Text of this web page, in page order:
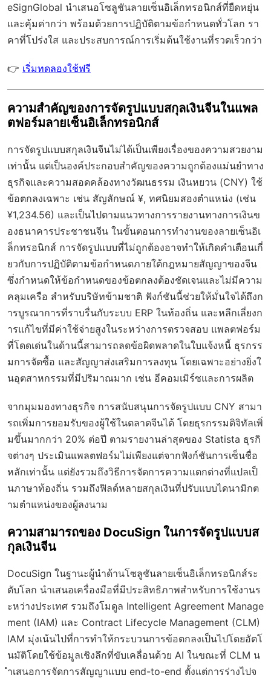
eSignGlobal นำเสนอโซลูชันลายเซ็นอิเล็กทรอนิกส์ที่ยืดหยุ่น
และคุ้มค่ากว่า พร้อมด้วยการปฏิบัติตามข้อกำหนดทั่วโลก รา
คาที่โปร่งใส และประสบการณ์การเริ่มต้นใช้งานที่รวดเร็วกว่า
👉 เริ่มทดลองใช้ฟรี
ความสำคัญของการจัดรูปแบบสกุลเงินจีนในแพล
ตฟอร์มลายเซ็นอิเล็กทรอนิกส์
การจัดรูปแบบสกุลเงินจีนไม่ได้เป็นเพียงเรื่องของความสวยงาม
เท่านั้น แต่เป็นองค์ประกอบสำคัญของความถูกต้องแม่นยำทาง
ธุรกิจและความสอดคล้องทางวัฒนธรรม เงินหยวน (CNY) ใช้
ข้อตกลงเฉพาะ เช่น สัญลักษณ์ ¥, ทศนิยมสองตำแหน่ง (เช่น
¥1,234.56) และเป็นไปตามแนวทางการรายงานทางการเงินข
องธนาคารประชาชนจีน ในขั้นตอนการทำงานของลายเซ็นอิเ
ล็กทรอนิกส์ การจัดรูปแบบที่ไม่ถูกต้องอาจทำให้เกิดคำเตือนเกี่
ยวกับการปฏิบัติตามข้อกำหนดภายใต้กฎหมายสัญญาของจีน
ซึ่งกำหนดให้ข้อกำหนดของข้อตกลงต้องชัดเจนและไม่มีความ
คลุมเครือ สำหรับบริษัทข้ามชาติ ฟังก์ชันนี้ช่วยให้มั่นใจได้ถึงก
ารบูรณาการที่ราบรื่นกับระบบ ERP ในท้องถิ่น และหลีกเลี่ยงก
ารแก้ไขที่มีค่าใช้จ่ายสูงในระหว่างการตรวจสอบ แพลตฟอร์ม
ที่โดดเด่นในด้านนี้สามารถลดข้อผิดพลาดในใบแจ้งหนี้ ธุรกรร
มการจัดซื้อ และสัญญาส่งเสริมการลงทุน โดยเฉพาะอย่างยิ่งใ
นอุตสาหกรรมที่มีปริมาณมาก เช่น อีคอมเมิร์ซและการผลิต
จากมุมมองทางธุรกิจ การสนับสนุนการจัดรูปแบบ CNY สามา
รถเพิ่มการยอมรับของผู้ใช้ในตลาดจีนได้ โดยธุรกรรมดิจิทัลเพิ่
มขึ้นมากกว่า 20% ต่อปี ตามรายงานล่าสุดของ Statista ธุรกิ
จต่างๆ ประเมินแพลตฟอร์มไม่เพียงแต่จากฟังก์ชันการเซ็นชื่อ
หลักเท่านั้น แต่ยังรวมถึงวิธีการจัดการความแตกต่างที่แปลเป็
นภาษาท้องถิ่น รวมถึงฟิลด์หลายสกุลเงินที่ปรับแบบไดนามิกต
ามตำแหน่งของผู้ลงนาม
ความสามารถของ DocuSign ในการจัดรูปแบบส
กุลเงินจีน
DocuSign ในฐานะผู้นำด้านโซลูชันลายเซ็นอิเล็กทรอนิกส์ระ
ดับโลก นำเสนอเครื่องมือที่มีประสิทธิภาพสำหรับการใช้งานร
ะหว่างประเทศ รวมถึงโมดูล Intelligent Agreement Manage
ment (IAM) และ Contract Lifecycle Management (CLM)
IAM มุ่งเน้นไปที่การทำให้กระบวนการข้อตกลงเป็นไปโดยอัตโ
นมัติโดยใช้ข้อมูลเชิงลึกที่ขับเคลื่อนด้วย AI ในขณะที่ CLM น
ำเสนอการจัดการสัญญาแบบ end-to-end ตั้งแต่การร่างไปจ